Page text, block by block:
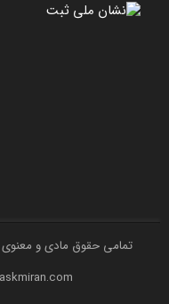
تمامی حقوق مادی و